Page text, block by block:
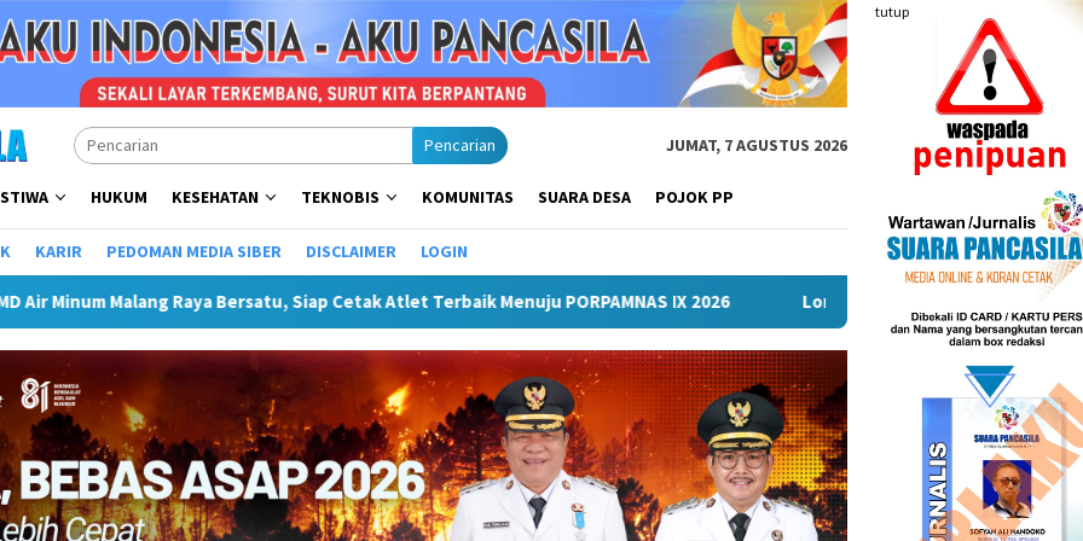
tutup
Pencarian JUMAT, 7 AGUSTUS 2026
HUKUM KESEHATAN TEKNOBIS KOMUNITAS SUARA DESA POJOK PP
KARIR PEDOMAN MEDIA SIBER DISCLAIMER LOGIN
Bersatu, Siap Cetak Atlet Terbaik Menuju PORPAMNAS IX 2026 Lomba Turnamen Mini Soccer Antar Organisasi